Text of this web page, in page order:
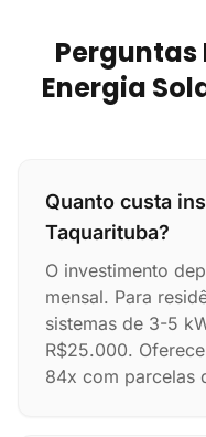
Perguntas
Energia
Quanto custa
Taquarituba?
O investimento
mensal. Para
sistemas de 3-5
R$25.000.
84x com parcelas